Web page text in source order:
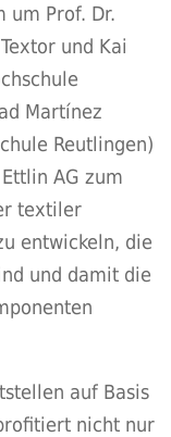
um Prof. Dr.
und Kai
Martínez
Reutlingen)
AG zum
textiler
entwickeln, die
und damit die
auf Basis
nicht nur